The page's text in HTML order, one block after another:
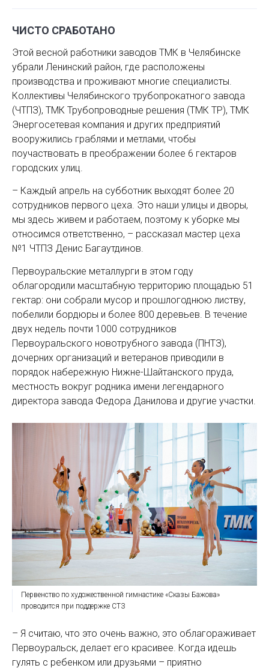
ЧИСТО СРАБОТАНО
Этой весной работники заводов ТМК в Челябинске
убрали Ленинский район, где расположены
производства и проживают многие специалисты.
Коллективы Челябинского трубопрокатного завода
(ЧТПЗ), ТМК Трубопроводные решения (ТМК ТР), ТМК
Энергосетевая компания и других предприятий
вооружились граблями и метлами, чтобы
поучаствовать в преображении более 6 гектаров
городских улиц.
– Каждый апрель на субботник выходят более 20
сотрудников первого цеха. Это наши улицы и дворы,
мы здесь живем и работаем, поэтому к уборке мы
относимся ответственно, – рассказал мастер цеха
№1 ЧТПЗ Денис Багаутдинов.
Первоуральские металлурги в этом году
облагородили масштабную территорию площадью 51
гектар: они собрали мусор и прошлогоднюю листву,
побелили бордюры и более 800 деревьев. В течение
двух недель почти 1000 сотрудников
Первоуральского новотрубного завода (ПНТЗ),
дочерних организаций и ветеранов приводили в
порядок набережную Нижне-Шайтанского пруда,
местность вокруг родника имени легендарного
директора завода Федора Данилова и другие участки.
Первенство по художественной гимнастике «Сказы Бажова»
проводится при поддержке СТЗ
– Я считаю, что это очень важно, это облагораживает
Первоуральск, делает его красивее. Когда идешь
гулять с ребенком или друзьями – приятно